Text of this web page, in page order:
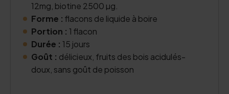
12mg, biotine 2500 µg.
Forme : flacons de liquide à boire
Portion : 1 flacon
Durée : 15 jours
Goût : délicieux, fruits des bois acidulés-
doux, sans goût de poisson